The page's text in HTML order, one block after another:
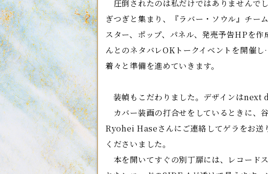
圧倒されたのは私だけではありませんで
ぎつぎと集まり、『ラバー・ソウル』チー
スター、ポップ、パネル、発売予告HPを
んとのネタバレOKトークイベントを開催
着々と準備を進めていきます。
装幀もこだわりました。デザインはnext
カバー装画の打合せをしているときに、
Ryohei Haseさんにご連絡してゲラをお送
くださいました。
本を開いてすぐの別丁扉には、レコード